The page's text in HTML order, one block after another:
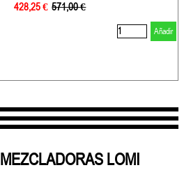
428,25 € Precio sin descuento
571,00 €
Añadir
LOMI